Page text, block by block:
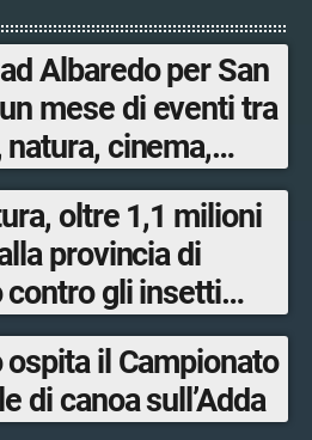
Albaredo per San
mese di eventi tra
cinema,
tradizioni
oltre 1,1 milioni
provincia di
contro gli insetti
ospita il Campionato
di canoa sull’Adda